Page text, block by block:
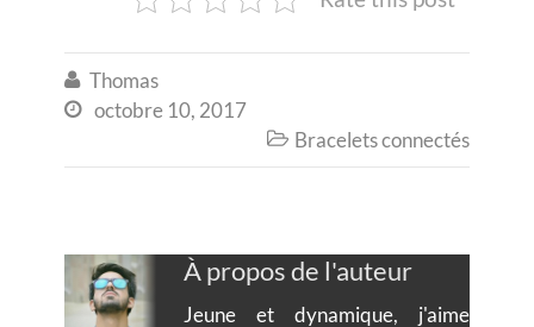
 Thomas
 octobre 10, 2017
 Bracelets connectés
À propos de l'auteur
Jeune et dynamique, j'aime